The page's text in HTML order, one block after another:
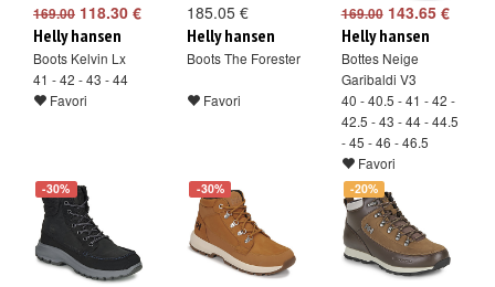
169.00 118.30 €
Helly hansen
Boots Kelvin Lx
41 - 42 - 43 - 44
Favori
185.05 €
Helly hansen
Boots The Forester
Favori
169.00143.65 €
Helly hansen
Bottes Neige
Garibaldi V3
40 - 40.5 - 41 - 42 -
42.5 - 43 - 44 - 44.5
- 45 - 46 - 46.5
Favori
-30% -30% -20%